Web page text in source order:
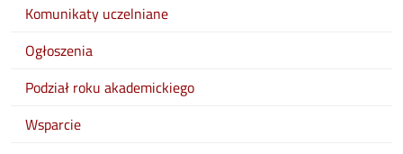
Komunikaty uczelniane
Ogłoszenia
Podział roku akademickiego
Wsparcie